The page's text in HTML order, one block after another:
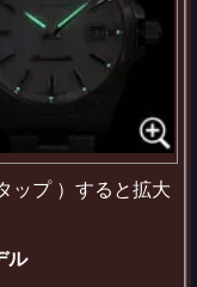
ップ ）すると拡大
ル